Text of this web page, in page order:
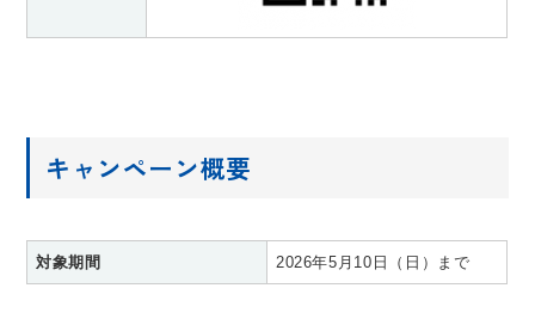
キャンペーン概要
対象期間 2026年5月10日（日）まで